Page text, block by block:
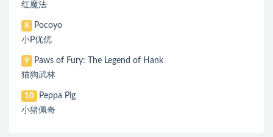
红魔法
8
Pocoyo
小P优优
9
Paws of Fury: The Legend of Hank
猫狗武林
10
Peppa Pig
小猪佩奇